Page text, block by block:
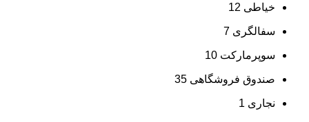
خیاطی 12
سفالگری 7
سوپرمارکت 10
صندوق فروشگاهی 35
نجاری 1